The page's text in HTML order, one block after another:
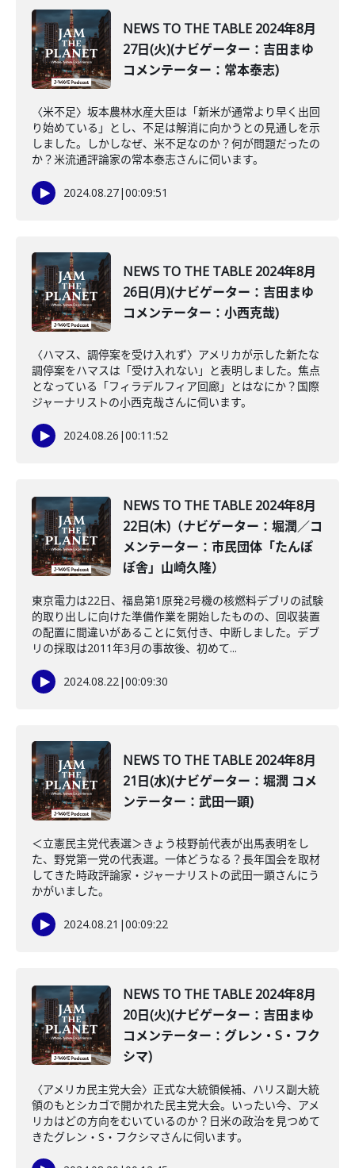
NEWS TO THE TABLE 2024年8月
27日(火)(ナビゲーター：吉田まゆ
コメンテーター：常本泰志)
〈米不足〉坂本農林水産大臣は「新米が通常より早く出回
り始めている」とし、不足は解消に向かうとの見通しを示
しました。しかしなぜ、米不足なのか？何が問題だったの
か？米流通評論家の常本泰志さんに伺います。
2024.08.27|00:09:51
NEWS TO THE TABLE 2024年8月
26日(月)(ナビゲーター：吉田まゆ
コメンテーター：小西克哉)
〈ハマス、調停案を受け入れず〉アメリカが示した新たな
調停案をハマスは「受け入れない」と表明しました。焦点
となっている「フィラデルフィア回廊」とはなにか？国際
ジャーナリストの小西克哉さんに伺います。
2024.08.26 |00:11:52
NEWS TO THE TABLE 2024年8月
22日(木)（ナビゲーター：堀潤／コ
メンテーター：市民団体「たんぽ
ぽ舎」山崎久隆）
東京電力は22日、福島第1原発2号機の核燃料デブリの試験
的取り出しに向けた準備作業を開始したものの、回収装置
の配置に間違いがあることに気付き、中断しました。デブ
リの採取は2011年3月の事故後、初めて...
2024.08.22|00:09:30
NEWS TO THE TABLE 2024年8月
21日(水)(ナビゲーター：堀潤 コメ
ンテーター：武田一顕)
＜立憲民主党代表選＞きょう枝野前代表が出馬表明をし
た、野党第一党の代表選。一体どうなる？長年国会を取材
してきた時政評論家・ジャーナリストの武田一顕さんにう
かがいました。
2024.08.21 |00:09:22
NEWS TO THE TABLE 2024年8月
20日(火)(ナビゲーター：吉田まゆ
コメンテーター：グレン・S・フク
シマ)
〈アメリカ民主党大会〉正式な大統領候補、ハリス副大統
領のもとシカゴで開かれた民主党大会。いったい今、アメ
リカはどの方向をむいているのか？日米の政治を見つめて
きたグレン・S・フクシマさんに伺います。